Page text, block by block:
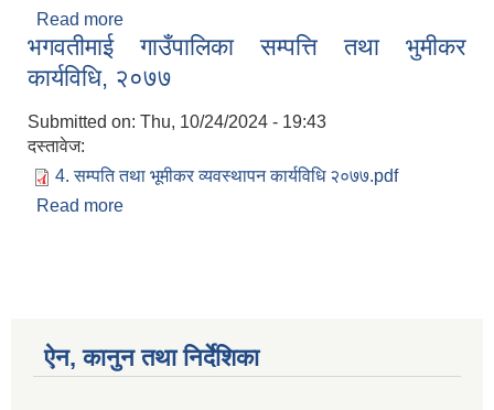
Read more
२०७७
भगवतीमाई गाउँपालिका सम्पत्ति तथा भुमीकर
कार्यविधि, २०७७
Submitted on: Thu, 10/24/2024 - 19:43
दस्तावेज:
4. सम्पति तथा भूमीकर व्यवस्थापन कार्यविधि २०७७.pdf
Read more
ऐन, कानुन तथा निर्देशिका